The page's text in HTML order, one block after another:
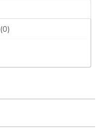
Anwendungssoftware (0)